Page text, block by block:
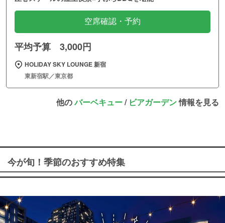
空席確認・予約
平均予算 3,000円
HOLIDAY SKY LOUNGE 新宿
東新宿駅／東京都
他のバーベキュー/ ビアガーデン情報を見る
今が旬！季節のおすすめ特集